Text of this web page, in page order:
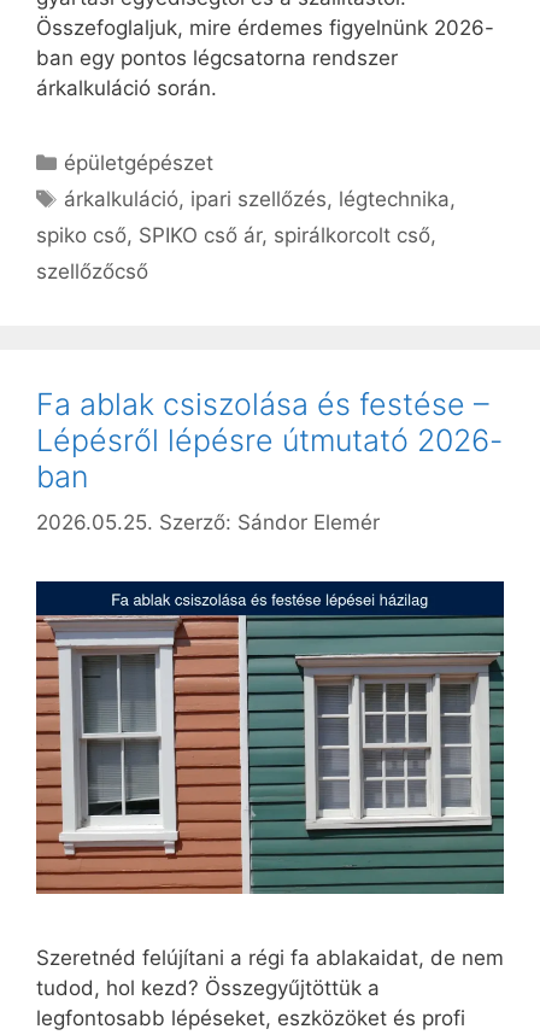
Összefoglaljuk, mire érdemes figyelnünk 2026-
ban egy pontos légcsatorna rendszer
árkalkuláció során.
Kategória
épületgépészet
Címkék
árkalkuláció, ipari szellőzés, légtechnika,
spiko cső, SPIKO cső ár, spirálkorcolt cső,
szellőzőcső
Fa ablak csiszolása és festése –
Lépésről lépésre útmutató 2026-
ban
2026.05.25. Szerző: Sándor Elemér
Szeretnéd felújítani a régi fa ablakaidat, de nem
tudod, hol kezd? Összegyűjtöttük a
legfontosabb lépéseket, eszközöket és profi